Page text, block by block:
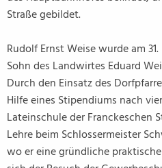
Straße gebildet.
Rudolf Ernst Weise wurde am
Sohn des Landwirtes Eduard
Durch den Einsatz des
Hilfe eines Stipendiums nach
Lateinschule der Franckeschen
Lehre beim Schlossermeister
wo er eine gründliche